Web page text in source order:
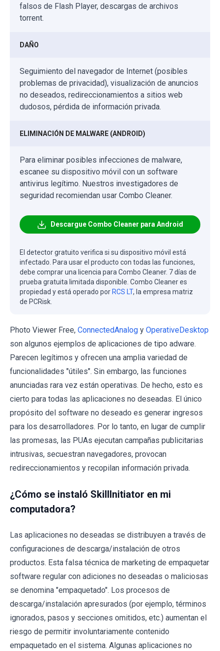
falsos de Flash Player, descargas de archivos
torrent.
DAÑO
Seguimiento del navegador de Internet (posibles
problemas de privacidad), visualización de anuncios
no deseados, redireccionamientos a sitios web
dudosos, pérdida de información privada.
ELIMINACIÓN DE MALWARE (ANDROID)
Para eliminar posibles infecciones de malware,
escanee su dispositivo móvil con un software
antivirus legítimo. Nuestros investigadores de
seguridad recomiendan usar Combo Cleaner.
Descargue Combo Cleaner para Android
El detector gratuito verifica si su dispositivo móvil está
infectado. Para usar el producto con todas las funciones,
debe comprar una licencia para Combo Cleaner. 7 días de
prueba gratuita limitada disponible. Combo Cleaner es
propiedad y está operado por RCS LT, la empresa matriz
de PCRisk.
Photo Viewer Free, ConnectedAnalog y OperativeDesktop
son algunos ejemplos de aplicaciones de tipo adware.
Parecen legítimos y ofrecen una amplia variedad de
funcionalidades "útiles". Sin embargo, las funciones
anunciadas rara vez están operativas. De hecho, esto es
cierto para todas las aplicaciones no deseadas. El único
propósito del software no deseado es generar ingresos
para los desarrolladores. Por lo tanto, en lugar de cumplir
las promesas, las PUAs ejecutan campañas publicitarias
intrusivas, secuestran navegadores, provocan
redireccionamientos y recopilan información privada.
¿Cómo se instaló SkillInitiator en mi
computadora?
Las aplicaciones no deseadas se distribuyen a través de
configuraciones de descarga/instalación de otros
productos. Esta falsa técnica de marketing de empaquetar
software regular con adiciones no deseadas o maliciosas
se denomina "empaquetado". Los procesos de
descarga/instalación apresurados (por ejemplo, términos
ignorados, pasos y secciones omitidos, etc.) aumentan el
riesgo de permitir involuntariamente contenido
empaquetado en el sistema. Algunas aplicaciones no